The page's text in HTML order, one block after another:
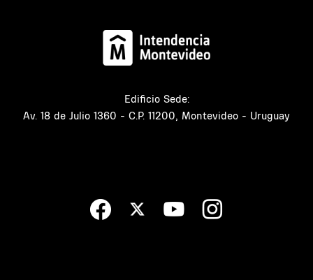
Edificio Sede:
Av. 18 de Julio 1360 - C.P. 11200, Montevideo - Uruguay